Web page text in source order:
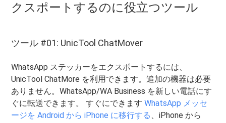
クスポートするのに役立つツール
ツール #01: UnicTool ChatMover
WhatsApp ステッカーをエクスポートするには、
UnicTool ChatMore を利用できます。追加の機器は必要
ありません。WhatsApp/WA Business を新しい電話にす
ぐに転送できます。 すぐにできますWhatsApp メッセ
ージを Android から iPhone に移行する 、iPhone から